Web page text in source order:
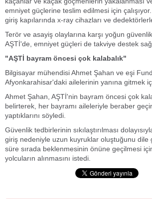
emniyet güçlerine teslim edilmesi için
giriş kapılarında x-ray cihazları ve
Terör ve asayiş olaylarına karşı yoğun
AŞTİ'de, emniyet güçleri de takviye destek
"AŞTİ bayram öncesi çok kalabalık"
Bilgisayar mühendisi Ahmet Şahan ve eşi
Afyonkarahisar'daki ailelerinin yanına gitmek
Ahmet Şahan, AŞTİ'nin bayram öncesi çok
belirterek, her bayramı aileleriyle beraber
yaptıklarını söyledi.
Güvenlik tedbirlerinin sıkılaştırılması
giriş nedeniyle uzun kuyruklar oluştuğunu dile
süre sırada beklenmesinin önüne geçilmesi
yolcuların alınmasını istedi.